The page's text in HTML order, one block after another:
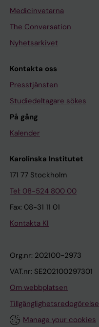
Medicinvetarna
The Conversation
Nyhetsarkivet
Kontakta oss
Presstjänsten
Studiedeltagare sökes
På gång
Kalender
Karolinska Institutet
171 77 Stockholm
Tel: 08-524 800 00
Fax: 08-31 11 01
Kontakta KI
Org.nr: 202100-2973
VAT.nr: SE202100297301
Om webbplatsen
Tillgänglighetsredogörelse
Manage your cookies